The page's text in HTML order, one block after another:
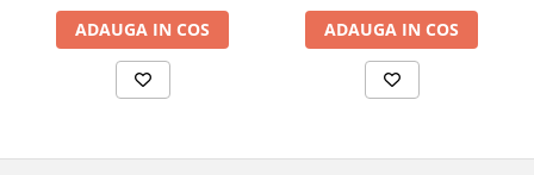
ADAUGA IN COS ADAUGA IN COS